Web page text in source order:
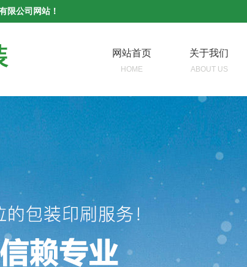
限公司网站！
网站首页
HOME
关于我们
ABOUT US